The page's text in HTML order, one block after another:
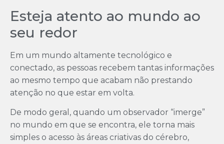
Esteja atento ao mundo ao
seu redor
Em um mundo altamente tecnológico e
conectado, as pessoas recebem tantas informações
ao mesmo tempo que acabam não prestando
atenção no que estar em volta.
De modo geral, quando um observador “imerge”
no mundo em que se encontra, ele torna mais
simples o acesso às áreas criativas do cérebro,